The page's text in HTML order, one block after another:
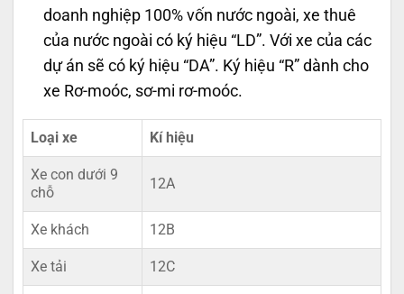
doanh nghiệp 100% vốn nước ngoài, xe thuê
của nước ngoài có ký hiệu “LD”. Với xe của các
dự án sẽ có ký hiệu “DA”. Ký hiệu “R” dành cho
xe Rơ-moóc, sơ-mi rơ-moóc.
Loại xe Kí hiệu
Xe con dưới 9
chỗ
12A
Xe khách 12B
Xe tải 12C